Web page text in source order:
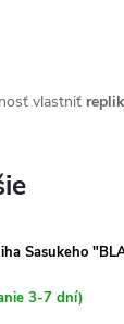
vlastniť
Sasukeho
3-7 dní)